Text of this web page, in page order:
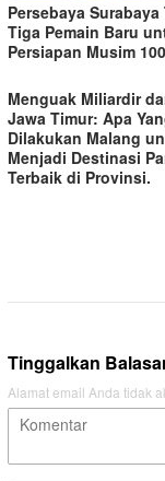
Persebaya Surabaya
Tiga Pemain Baru
Persiapan Musim
Menguak Miliardir
Jawa Timur: Apa
Dilakukan Malang
Menjadi Destinasi
Terbaik di Provinsi.
Tinggalkan
Alamat email Anda tidak